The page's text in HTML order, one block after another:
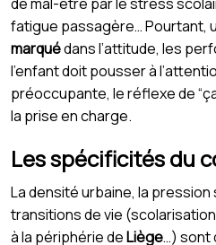
fatigue passagère… Pourtant,
marquédans l’attitude, les
l’enfant doit pousser à
préoccupante, le réflexe de
la prise en charge.
Les spécificités du
La densité urbaine, la
transitions de vie
à la périphérie deLiège…) sont